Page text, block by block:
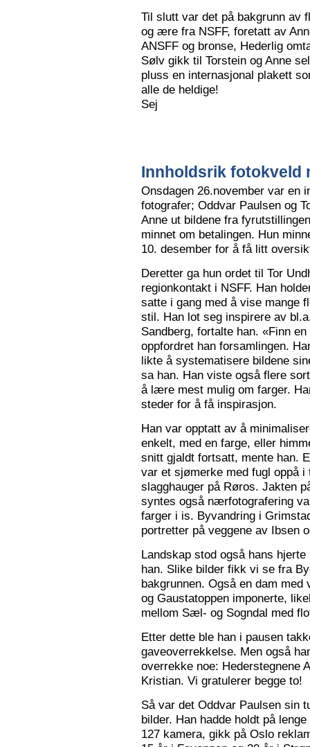
Til slutt var det på bakgrunn av
og ære fra NSFF, foretatt av
ANSFF og bronse, Hederlig
Sølv gikk til Torstein og Anne
pluss en internasjonal plakett
alle de heldige!
Sej
Innholdsrik fotokveld
Onsdagen 26.november var en
fotografer; Oddvar Paulsen og
Anne ut bildene fra
minnet om betalingen. Hun
10. desember for å få litt
Deretter ga hun ordet til Tor
regionkontakt i NSFF. Han
satte i gang med å vise mange
stil. Han lot seg inspirere av
Sandberg, fortalte han. «Finn
oppfordret han forsamlingen.
likte å systematisere bildene
sa han. Han viste også flere
å lære mest mulig om farger.
steder for å få inspirasjon.
Han var opptatt av å
enkelt, med en farge, eller
snitt gjaldt fortsatt, mente han.
var et sjømerke med fugl oppå
slagghauger på Røros. Jakten
syntes også nærfotografering
farger i is. Byvandring i
portretter på veggene av Ibsen
Landskap stod også hans
han. Slike bilder fikk vi se fra
bakgrunnen. Også en dam
og Gaustatoppen imponerte,
mellom Sæl- og Sogndal med
Etter dette ble han i pausen
gaveoverrekkelse. Men også
overrekke noe: Hederstegnene
Kristian. Vi gratulerer begge to!
Så var det Oddvar Paulsen sin
bilder. Han hadde holdt på
127 kamera, gikk på Oslo